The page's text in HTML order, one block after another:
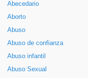
Abecedario
Aborto
Abuso
Abuso de confianza
Abuso infantil
Abuso Sexual